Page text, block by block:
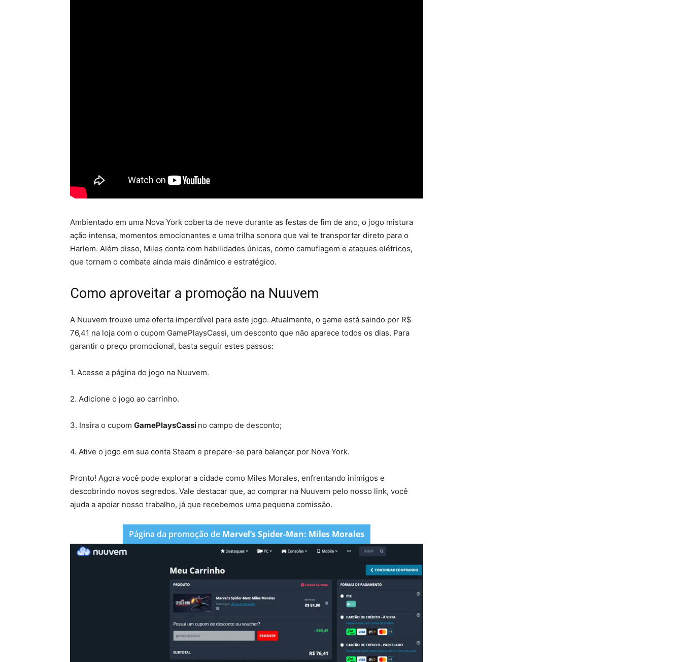
Ambientado em uma Nova York coberta de neve durante as festas de fim de ano, o jogo mistura
ação intensa, momentos emocionantes e uma trilha sonora que vai te transportar direto para o
Harlem. Além disso, Miles conta com habilidades únicas, como camuflagem e ataques elétricos,
que tornam o combate ainda mais dinâmico e estratégico.
Como aproveitar a promoção na Nuuvem
A Nuuvem trouxe uma oferta imperdível para este jogo. Atualmente, o game está saindo por R$
76,41 na loja com o cupom GamePlaysCassi, um desconto que não aparece todos os dias. Para
garantir o preço promocional, basta seguir estes passos:
1. Acesse a página do jogo na Nuuvem.
2. Adicione o jogo ao carrinho.
3. Insira o cupom GamePlaysCassi no campo de desconto;
4. Ative o jogo em sua conta Steam e prepare-se para balançar por Nova York.
Pronto! Agora você pode explorar a cidade como Miles Morales, enfrentando inimigos e
descobrindo novos segredos. Vale destacar que, ao comprar na Nuuvem pelo nosso link, você
ajuda a apoiar nosso trabalho, já que recebemos uma pequena comissão.
Página da promoção de Marvel’s Spider-Man: Miles Morales